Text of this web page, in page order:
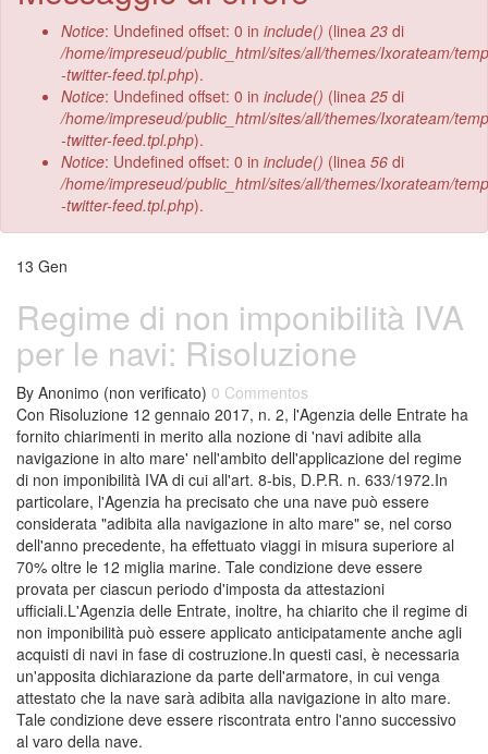
Notice: Undefined offset: 0 in include() (linea 23 di
/home/impreseud/public_html/sites/all/themes/Ixorateam/
-twitter-feed.tpl.php).
Notice: Undefined offset: 0 in include() (linea 25 di
/home/impreseud/public_html/sites/all/themes/Ixorateam/
-twitter-feed.tpl.php).
Notice: Undefined offset: 0 in include() (linea 56 di
/home/impreseud/public_html/sites/all/themes/Ixorateam/
-twitter-feed.tpl.php).
13 Gen
Regime di non imponibilità IVA
per le navi: Risoluzione
By Anonimo (non verificato) 0 Commentos
Con Risoluzione 12 gennaio 2017, n. 2, l'Agenzia delle Entrate ha
fornito chiarimenti in merito alla nozione di 'navi adibite alla
navigazione in alto mare' nell'ambito dell'applicazione del regime
di non imponibilità IVA di cui all'art. 8-bis, D.P.R. n. 633/1972.In
particolare, l'Agenzia ha precisato che una nave può essere
considerata "adibita alla navigazione in alto mare" se, nel corso
dell'anno precedente, ha effettuato viaggi in misura superiore al
70% oltre le 12 miglia marine. Tale condizione deve essere
provata per ciascun periodo d'imposta da attestazioni
ufficiali.L'Agenzia delle Entrate, inoltre, ha chiarito che il regime di
non imponibilità può essere applicato anticipatamente anche agli
acquisti di navi in fase di costruzione.In questi casi, è necessaria
un'apposita dichiarazione da parte dell'armatore, in cui venga
attestato che la nave sarà adibita alla navigazione in alto mare.
Tale condizione deve essere riscontrata entro l'anno successivo
al varo della nave.